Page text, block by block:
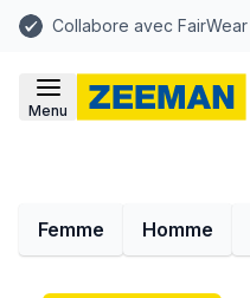
Collabore avec FairWear
Menu
Femme Homme